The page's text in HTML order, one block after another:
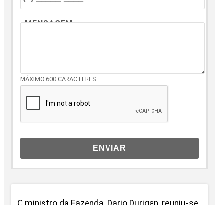
MENSAGEM
MÁXIMO 600 CARACTERES.
ENVIAR